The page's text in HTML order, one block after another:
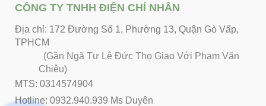
CÔNG TY TNHH ĐIỆN CHÍ NHÂN
Địa chỉ: 172 Đường Số 1, Phường 13, Quận Gò Vấp,
TPHCM
(Gần Ngã Tư Lê Đức Thọ Giao Với Phạm Văn
Chiêu)
MTS: 0314574904
Hotline: 0932.940.939 Ms Duyên